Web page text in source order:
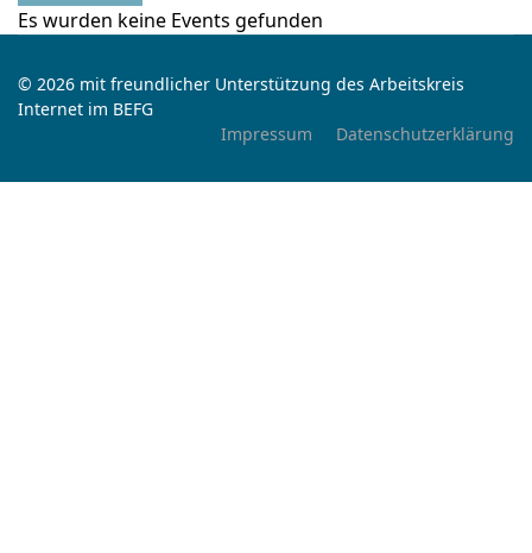
Es wurden keine Events gefunden
© 2026 mit freundlicher Unterstützung des Arbeitskreis
Internet im BEFG
Impressum
Datenschutzerklärung